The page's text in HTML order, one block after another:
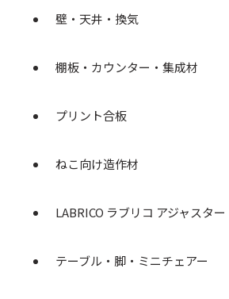
壁・天井・換気
棚板・カウンター・集成材
プリント合板
ねこ向け造作材
LABRICO ラブリコ アジャスター
テーブル・脚・ミニチェアー